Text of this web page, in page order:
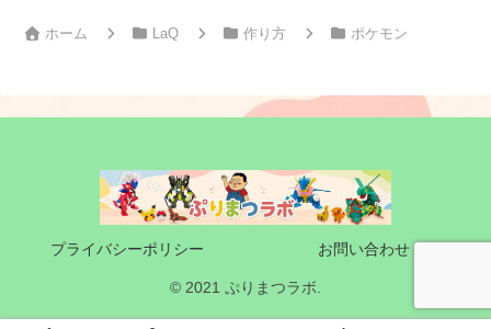
ホーム LaQ 作り方 ポケモン
プライバシーポリシー お問い合わせ
© 2021 ぷりまつラボ.